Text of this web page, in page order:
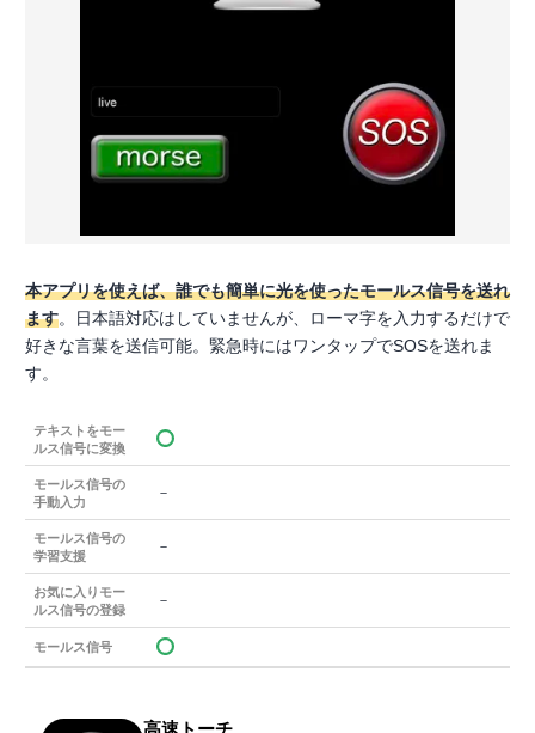
本アプリを使えば、誰でも簡単に光を使ったモールス信号を送れ
ます。日本語対応はしていませんが、ローマ字を入力するだけで
好きな言葉を送信可能。緊急時にはワンタップでSOSを送れま
す。
テキストをモー
ルス信号に変換
モールス信号の
手動入力
－
モールス信号の
学習支援
－
お気に入りモー
ルス信号の登録
－
モールス信号
高速トーチ